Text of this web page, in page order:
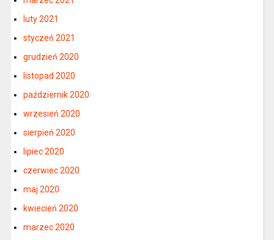
luty 2021
styczeń 2021
grudzień 2020
listopad 2020
październik 2020
wrzesień 2020
sierpień 2020
lipiec 2020
czerwiec 2020
maj 2020
kwiecień 2020
marzec 2020